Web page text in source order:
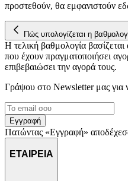
προστεθούν, θα εμφανιστούν
Πώς υπολογίζεται η
Η τελική βαθμολογία
που έχουν πραγματοποιήσει
επιβεβαιώσει την αγορά τους.
Γράψου στο Νewsletter μας για
Εγγραφή
Πατώντας «Εγγραφή»
ΕΤΑΙΡΕΙΑ